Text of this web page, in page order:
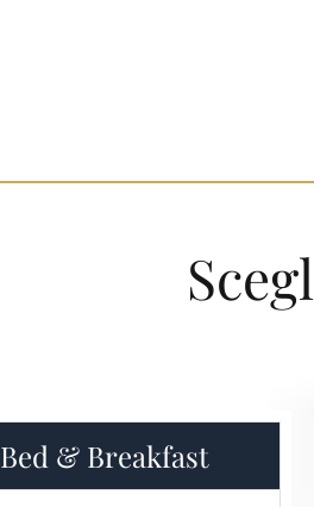
Bed & Breakfast